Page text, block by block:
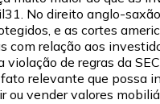
No direito anglo-
e as cortes
relação aos
de regras da
relevante que possa
ou vender valores